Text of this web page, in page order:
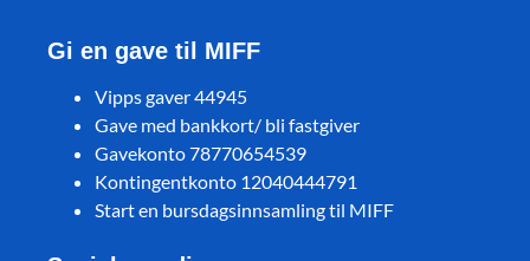
Gi en gave til MIFF
Vipps gaver 44945
Gave med bankkort/ bli fastgiver
Gavekonto 78770654539
Kontingentkonto 12040444791
Start en bursdagsinnsamling til MIFF